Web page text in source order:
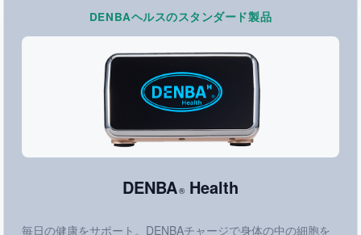
DENBAヘルスのスタンダード製品
DENBA® Health
毎日の健康をサポート。DENBAチャージで身体の中の細胞を